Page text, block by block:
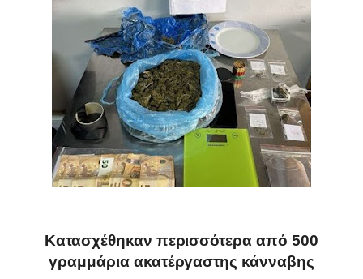
Κατασχέθηκαν περισσότερα από 500
γραμμάρια ακατέργαστης κάνναβης